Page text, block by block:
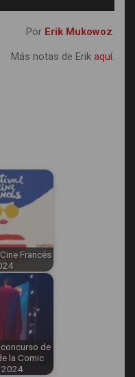
Por Erik Mukowoz.
Más notas de Erik aquí.
Francés
de
la Comic
2024